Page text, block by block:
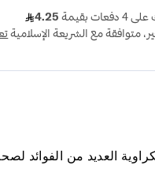
العديد من الفوائد